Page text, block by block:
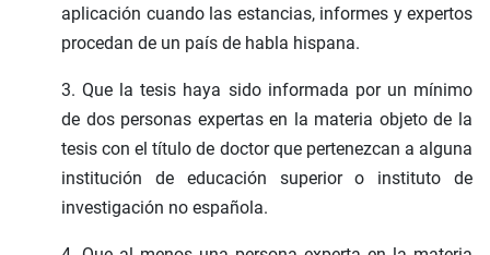
aplicación cuando las estancias, informes y expertos
procedan de un país de habla hispana.
3. Que la tesis haya sido informada por un mínimo
de dos personas expertas en la materia objeto de la
tesis con el título de doctor que pertenezcan a alguna
institución de educación superior o instituto de
investigación no española.